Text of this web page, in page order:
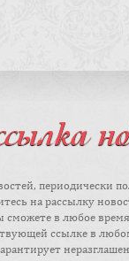
периодически
на рассылку
в любое
ссылке в